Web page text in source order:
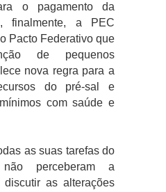
o pagamento da
finalmente, a PEC
Pacto Federativo que
de pequenos
nova regra para a
do pré-sal e
com saúde e
as suas tarefas do
perceberam a
as alterações